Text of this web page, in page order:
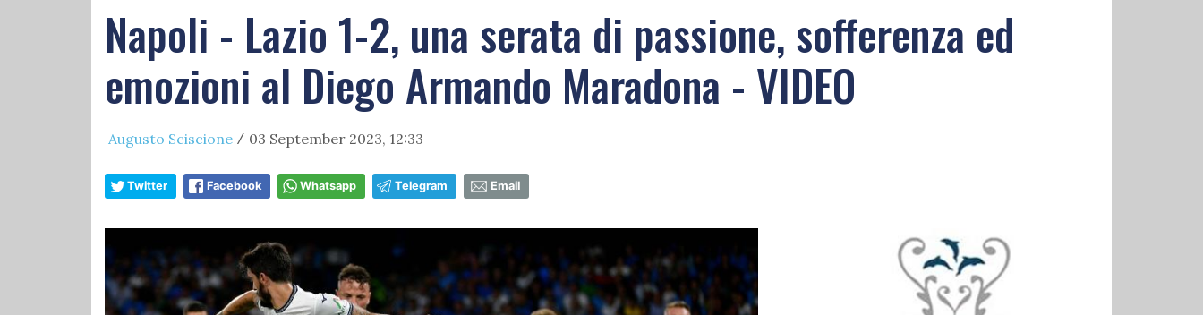
Napoli - Lazio 1-2, una serata di passione, sofferenza ed
emozioni al Diego Armando Maradona - VIDEO
Augusto Sciscione / 03 September 2023, 12:33
Twitter Facebook Whatsapp Telegram Email